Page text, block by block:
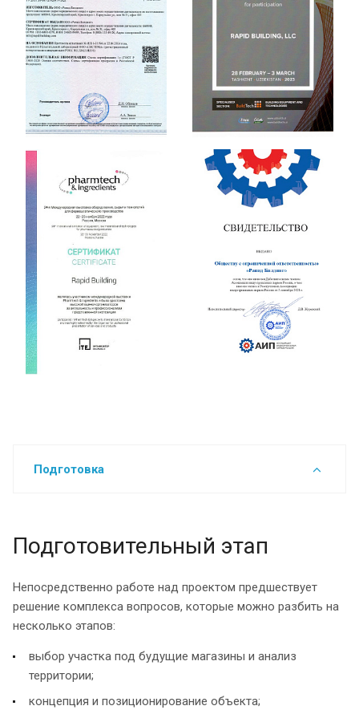
Подготовка
Подготовительный этап
Непосредственно работе над проектом предшествует
решение комплекса вопросов, которые можно разбить на
несколько этапов:
выбор участка под будущие магазины и анализ
территории;
концепция и позиционирование объекта;